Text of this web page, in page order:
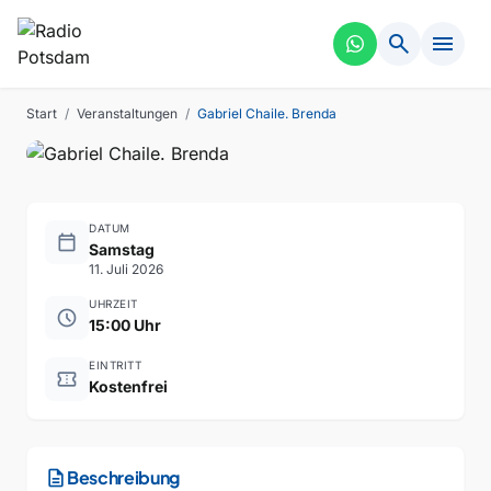
search menu
Start / Veranstaltungen / Gabriel Chaile. Brenda
ESSEN
Gabriel Chaile. Brenda
calendar_today
DATUM
Samstag
11. Juli 2026
schedule
UHRZEIT
15:00 Uhr
confirmation_number
EINTRITT
Kostenfrei
descriptionBeschreibung